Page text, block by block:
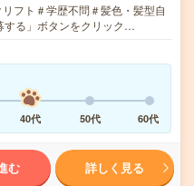
フト＃学歴不問＃髪色・髪型自
する」ボタンをクリック…
40代 50代 60代
む 詳しく見る